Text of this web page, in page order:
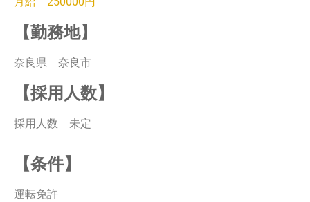
【勤務地】
奈良県 奈良市
【採用人数】
採用人数 未定
【条件】
運転免許